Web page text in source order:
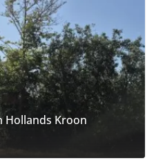
Hollands Kroon